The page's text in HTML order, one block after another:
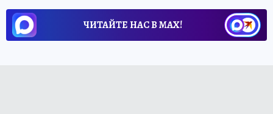
ЧИТАЙТЕ НАС В МАХ!